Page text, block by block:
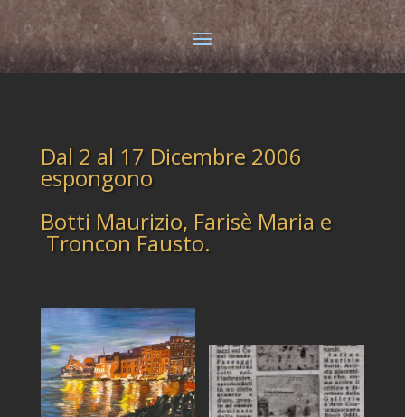
Dal 2 al 17 Dicembre 2006
espongono
Botti Maurizio, Farisè Maria e
Troncon Fausto.